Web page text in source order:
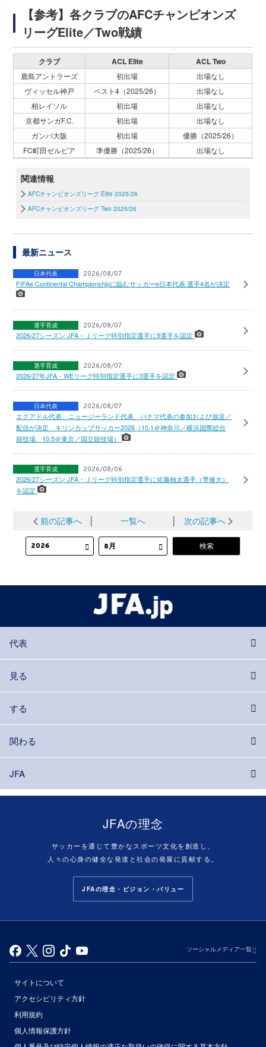
【参考】各クラブのAFCチャンピオンズ
リーグElite／Two戦績
クラブ ACL Elite ACL Two
鹿島アントラーズ 初出場
出場なし
ヴィッセル神戸
ベスト4（2025/26）
出場なし
柏レイソル
初出場
出場なし
京都サンガF.C.
初出場
出場なし
ガンバ大阪
初出場
優勝（2025/26）
FC町田ゼルビア
準優勝（2025/26） 出場なし
関連情報
AFCチャンピオンズリーグ Elite 2025/26
AFCチャンピオンズリーグ Two 2025/26
最新ニュース
日本代表 2026/08/07
FIFAe Continental Championshipに臨むサッカーe日本代表 選手4名が決定
選手育成 2026/08/07
2026/27シーズン JFA・Ｊリーグ特別指定選手に9選手を認定
選手育成 2026/08/07
2026/27年JFA・WEリーグ特別指定選手に3選手を認定
日本代表 2026/08/07
エクアドル代表、ニュージーランド代表、パナマ代表の参加および放送／
配信が決定 キリンカップサッカー2026（10.1＠神奈川／横浜国際総合
競技場、10.5＠東京／国立競技場）
選手育成 2026/08/06
2026/27シーズン JFA・Ｊリーグ特別指定選手に佐藤柚太選手（専修大）
を認定
前の記事へ 一覧へ 次の記事へ
代表
見る
する
関わる
JFA
JFAの理念
サッカーを通じて豊かなスポーツ文化を創造し、
人々の心身の健全な発達と社会の発展に貢献する。
JFAの理念・ビジョン・バリュー
ソーシャルメディア一覧
サイトについて
アクセシビリティ方針
利用規約
個人情報保護方針